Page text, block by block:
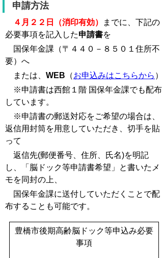
申請方法
４月２２日（消印有効）
までに、下記の
必要事項を記入した申請書を
国保年金課（〒４４０－８５０１住所不
要）へ
または、 WEB （お申込みはこちらから ）
※申請書は西館１階 国保年金課でも配布
しています。
※申請書の郵送対応をご希望の場合は、
返信用封筒を用意していただき、切手を貼
って
返信先(郵便番号、住所、氏名)を明記
し、「脳ドック等申請書希望」と書いたメ
モを同封の上、
国保年金課に送付していただくことで配
布することも可能です。
豊橋市後期高齢脳ドック等申込み必要
事項